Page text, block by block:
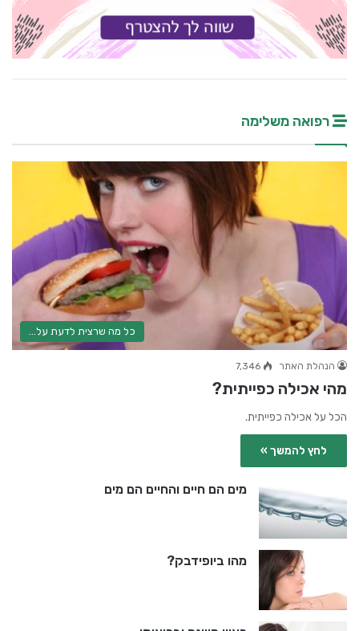
רפואה משלימה
כל מה שרצית לדעת על...
הנהלת האתר 7,346
מהי אכילה כפייתית?
הכל על אכילה כפייתית.
לחץ להמשך »
מים הם חיים והחיים הם מים
מהו ביופידבק?